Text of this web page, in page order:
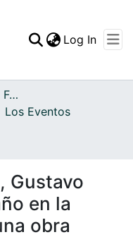
Statistics
Log In
Archivo del Patrimonio Fotográfico y Fílmico del Valle del Cauca
Los Eventos
Gustavo
en la
obra